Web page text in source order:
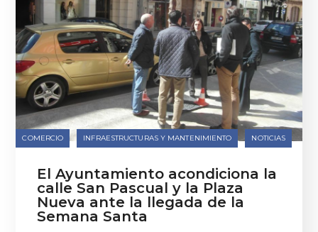
COMERCIO INFRAESTRUCTURAS Y MANTENIMIENTO NOTICIAS
El Ayuntamiento acondiciona la
calle San Pascual y la Plaza
Nueva ante la llegada de la
Semana Santa